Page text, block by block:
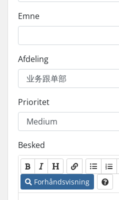
Emne
Afdeling
Prioritet
Besked
Forhåndsvisning